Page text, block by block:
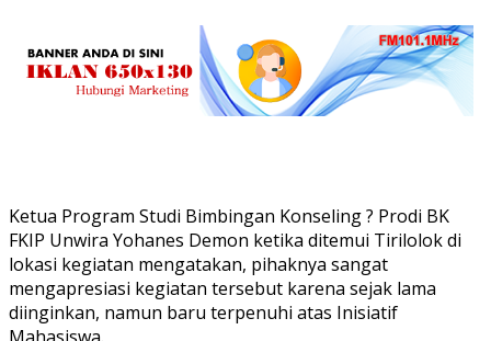
Ketua Program Studi Bimbingan Konseling ? Prodi BK
FKIP Unwira Yohanes Demon ketika ditemui Tirilolok di
lokasi kegiatan mengatakan, pihaknya sangat
mengapresiasi kegiatan tersebut karena sejak lama
diinginkan, namun baru terpenuhi atas Inisiatif